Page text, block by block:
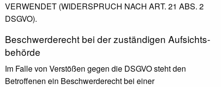
VERWENDET (WIDERSPRUCH NACH ART. 21 ABS. 2
DSGVO).
Beschwerde­recht bei der zuständigen Aufsichts­
behörde
Im Falle von Verstößen gegen die DSGVO steht den
Betroffenen ein Beschwerderecht bei einer